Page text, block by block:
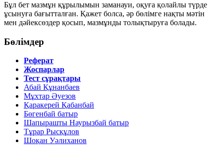
Бұл бет мазмұн құрылымын заманауи, оқуға қолайлы түрде
ұсынуға бағытталған. Қажет болса, әр бөлімге нақты мәтін
мен дәйексөздер қосып, мазмұнды толықтыруға болады.
Бөлімдер
Реферат
Жоспарлар
Тест сұрақтары
Абай Құнанбаев
Мұхтар Әуезов
Қаракерей Қабанбай
Бөгенбай батыр
Шапырашты Наурызбай батыр
Тұрар Рысқұлов
Шоқан Уәлиханов